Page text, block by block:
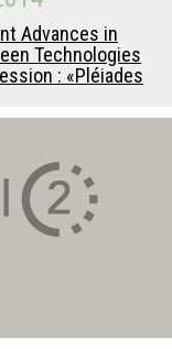
Advances in
Technologies
: «Pléiades